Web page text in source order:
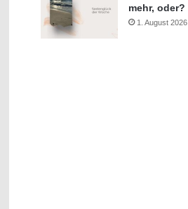
mehr, oder?
1. August 2026